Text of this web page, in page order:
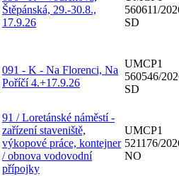
Štěpánská, 29.-30.8.,
17.9.26
560611/
SD
091 - K - Na Florenci, Na
Poříčí 4.+17.9.26
UMCP1
560546/
SD
91 / Loretánské náměstí -
zařízení staveniště,
výkopové práce, kontejner
/ obnova vodovodní
přípojky
UMCP1
521176/
NO